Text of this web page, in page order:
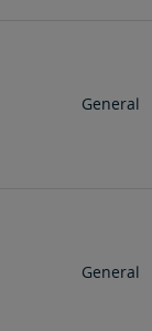
General
General